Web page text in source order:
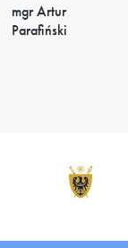
mgr Artur
Parafiński